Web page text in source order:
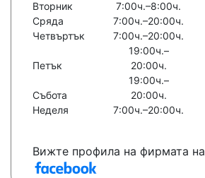
Вторник
7:00ч.–8:00ч.
Сряда
7:00ч.–20:00ч.
Четвъртък
7:00ч.–20:00ч.
Петък
19:00ч.–
20:00ч.
Събота
19:00ч.–
20:00ч.
Неделя
7:00ч.–20:00ч.
Вижте профила на фирмата на